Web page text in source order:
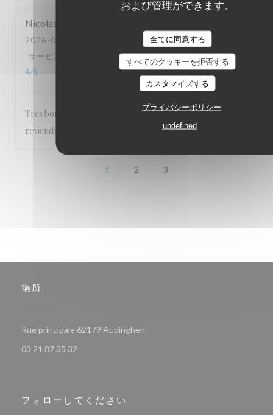
および管理ができます。
全てに同意する
すべてのクッキーを拒否する
カスタマイズする
プライバシーポリシー
undefined
Nicolas
2026-08-03
- 19:15 - ゲスト 5
サービス
5/5 メニュー: 5/5 品質-価格:
4/5
Très bon comme à chaque fois, serveuse au top, on
reviendra
1 2 3
場所
Rue principale 62179 Audinghen
03 21 87 35 32
フォローしてください